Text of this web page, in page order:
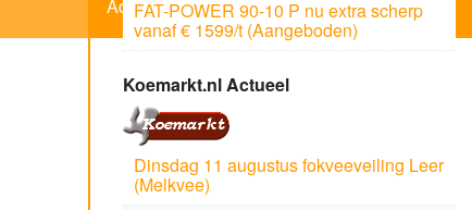
Adverteerder
FAT-POWER 90-10 P nu extra scherp
vanaf € 1599/t (Aangeboden)
Koemarkt.nl Actueel
Dinsdag 11 augustus fokveeveiling Leer
(Melkvee)